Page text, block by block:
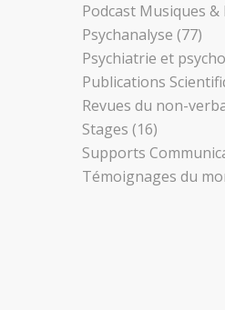
Podcast Musiques &
Psychanalyse (77)
Psychiatrie et
Publications
Revues du non-
Stages (16)
Supports
Témoignages du